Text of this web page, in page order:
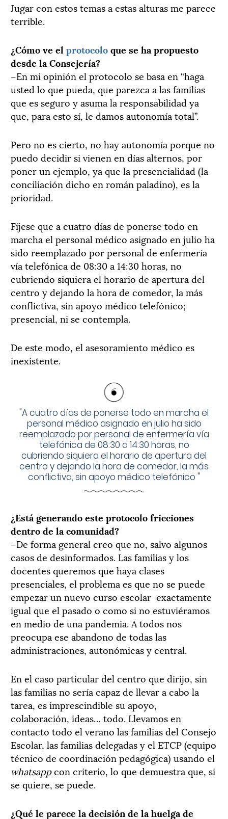
Jugar con estos temas a estas alturas me parece
terrible.
¿Cómo ve el protocoloque se ha propuesto
desde la Consejería?
–En mi opinión el protocolo se basa en “haga
usted lo que pueda, que parezca a las familias
que es seguro y asuma la responsabilidad ya
que, para esto sí, le damos autonomía total”.
Pero no es cierto, no hay autonomía porque no
puedo decidir si vienen en días alternos, por
poner un ejemplo, ya que la presencialidad (la
conciliación dicho en román paladino), es la
prioridad.
Fíjese que a cuatro días de ponerse todo en
marcha el personal médico asignado en julio ha
sido reemplazado por personal de enfermería
vía telefónica de 08:30 a 14:30 horas, no
cubriendo siquiera el horario de apertura del
centro y dejando la hora de comedor, la más
conflictiva, sin apoyo médico telefónico;
presencial, ni se contempla.
De este modo, el asesoramiento médico es
inexistente.
"A cuatro días de ponerse todo en marcha el
personal médico asignado en julio ha sido
reemplazado por personal de enfermería vía
telefónica de 08:30 a 14:30 horas, no
cubriendo siquiera el horario de apertura del
centro y dejando la hora de comedor, la más
conflictiva, sin apoyo médico telefónico "
¿Está generando este protocolo fricciones
dentro de la comunidad?
–De forma general creo que no, salvo algunos
casos de desinformados. Las familias y los
docentes queremos que haya clases
presenciales, el problema es que no se puede
empezar un nuevo curso escolar exactamente
igual que el pasado o como si no estuviéramos
en medio de una pandemia. A todos nos
preocupa ese abandono de todas las
administraciones, autonómicas y central.
En el caso particular del centro que dirijo, sin
las familias no sería capaz de llevar a cabo la
tarea, es imprescindible su apoyo,
colaboración, ideas… todo. Llevamos en
contacto todo el verano las familias del Consejo
Escolar, las familias delegadas y el ETCP (equipo
técnico de coordinación pedagógica) usando el
whatsappcon criterio, lo que demuestra que, si
se quiere, se puede.
¿Qué le parece la decisión de la huelga de